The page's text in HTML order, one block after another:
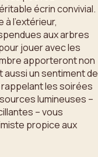
écrin convivial.
l’extérieur,
aux arbres
jouer avec les
apporteront non
un sentiment de
les soirées
lumineuses –
– vous
propice aux